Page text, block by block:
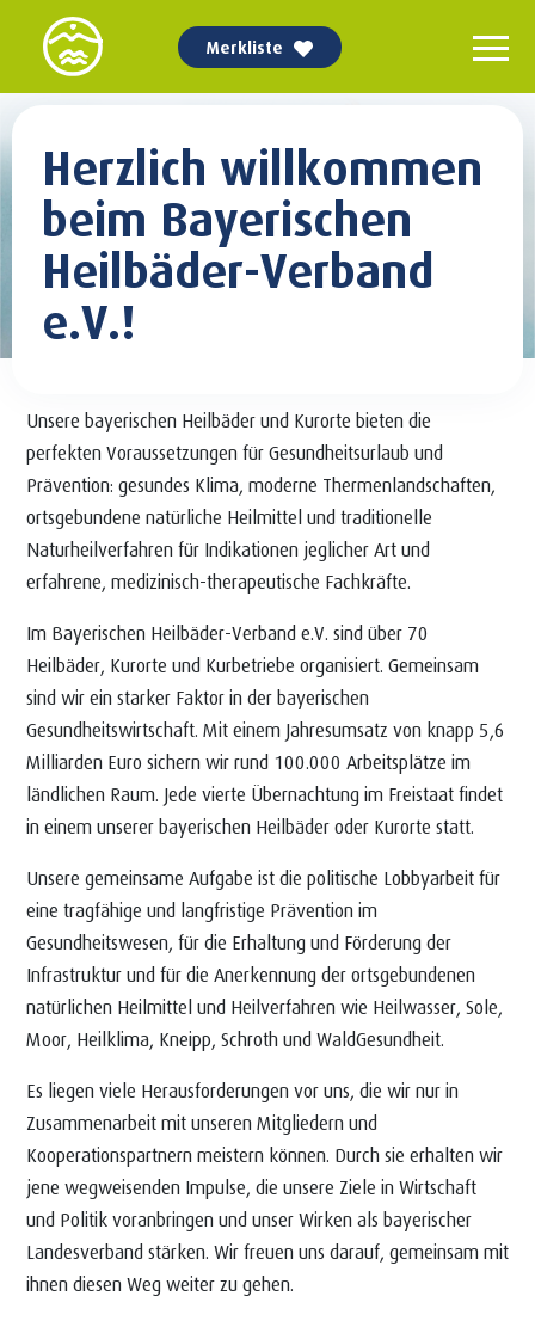
Merkliste
Herzlich willkommen
beim Bayerischen
Heilbäder-Verband
e.V.!
Unsere bayerischen Heilbäder und Kurorte bieten die
perfekten Voraussetzungen für Gesundheitsurlaub und
Prävention: gesundes Klima, moderne Thermenlandschaften,
ortsgebundene natürliche Heilmittel und traditionelle
Naturheilverfahren für Indikationen jeglicher Art und
erfahrene, medizinisch-therapeutische Fachkräfte.
Im Bayerischen Heilbäder-Verband e.V. sind über 70
Heilbäder, Kurorte und Kurbetriebe organisiert. Gemeinsam
sind wir ein starker Faktor in der bayerischen
Gesundheitswirtschaft. Mit einem Jahresumsatz von knapp 5,6
Milliarden Euro sichern wir rund 100.000 Arbeitsplätze im
ländlichen Raum. Jede vierte Übernachtung im Freistaat findet
in einem unserer bayerischen Heilbäder oder Kurorte statt.
Unsere gemeinsame Aufgabe ist die politische Lobbyarbeit für
eine tragfähige und langfristige Prävention im
Gesundheitswesen, für die Erhaltung und Förderung der
Infrastruktur und für die Anerkennung der ortsgebundenen
natürlichen Heilmittel und Heilverfahren wie Heilwasser, Sole,
Moor, Heilklima, Kneipp, Schroth und WaldGesundheit.
Es liegen viele Herausforderungen vor uns, die wir nur in
Zusammenarbeit mit unseren Mitgliedern und
Kooperationspartnern meistern können. Durch sie erhalten wir
jene wegweisenden Impulse, die unsere Ziele in Wirtschaft
und Politik voranbringen und unser Wirken als bayerischer
Landesverband stärken. Wir freuen uns darauf, gemeinsam mit
ihnen diesen Weg weiter zu gehen.